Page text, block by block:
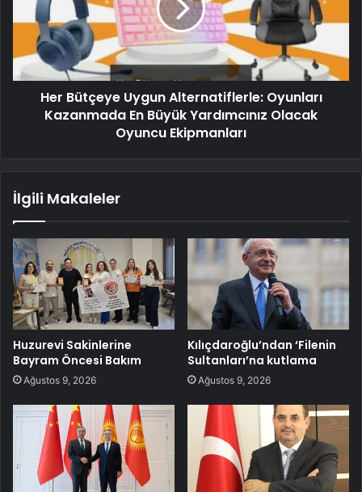
Her Bütçeye Uygun Alternatiflerle: Oyunları
Kazanmada En Büyük Yardımcınız Olacak
Oyuncu Ekipmanları
İlgili Makaleler
Huzurevi Sakinlerine
Bayram Öncesi Bakım
Ağustos 9, 2026
Kılıçdaroğlu’ndan ‘Filenin
Sultanları’na kutlama
Ağustos 9, 2026